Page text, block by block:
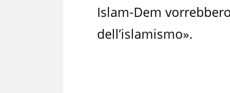
Islam-Dem
dell’islamismo».